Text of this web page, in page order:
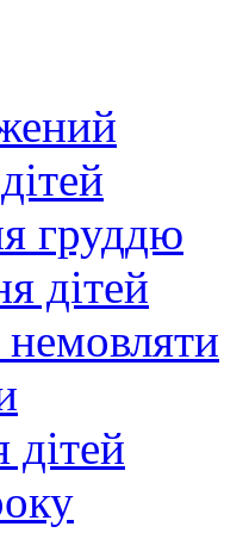
груддю
дітей
немовляти
дітей